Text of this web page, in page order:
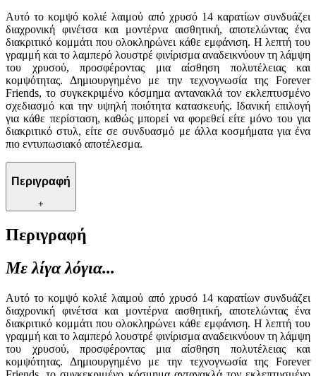
Αυτό το κομψό κολιέ λαιμού από χρυσό 14 καρατίων συνδυάζει
διαχρονική φινέτσα και μοντέρνα αισθητική, αποτελώντας ένα
διακριτικό κομμάτι που ολοκληρώνει κάθε εμφάνιση. Η λεπτή του
γραμμή και το λαμπερό λουστρέ φινίρισμα αναδεικνύουν τη λάμψη
του χρυσού, προσφέροντας μια αίσθηση πολυτέλειας και
κομψότητας. Δημιουργημένο με την τεχνογνωσία της Forever
Friends, το συγκεκριμένο κόσμημα αντανακλά τον εκλεπτυσμένο
σχεδιασμό και την υψηλή ποιότητα κατασκευής. Ιδανική επιλογή
για κάθε περίσταση, καθώς μπορεί να φορεθεί είτε μόνο του για
διακριτικό στυλ, είτε σε συνδυασμό με άλλα κοσμήματα για ένα
πιο εντυπωσιακό αποτέλεσμα.
Περιγραφή
+
Περιγραφή
Με λίγα λόγια...
Αυτό το κομψό κολιέ λαιμού από χρυσό 14 καρατίων συνδυάζει
διαχρονική φινέτσα και μοντέρνα αισθητική, αποτελώντας ένα
διακριτικό κομμάτι που ολοκληρώνει κάθε εμφάνιση. Η λεπτή του
γραμμή και το λαμπερό λουστρέ φινίρισμα αναδεικνύουν τη λάμψη
του χρυσού, προσφέροντας μια αίσθηση πολυτέλειας και
κομψότητας. Δημιουργημένο με την τεχνογνωσία της Forever